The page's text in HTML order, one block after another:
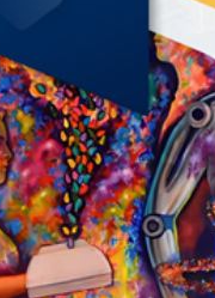
Várguez, auditor
de los procesos y
el compromiso
de resultados